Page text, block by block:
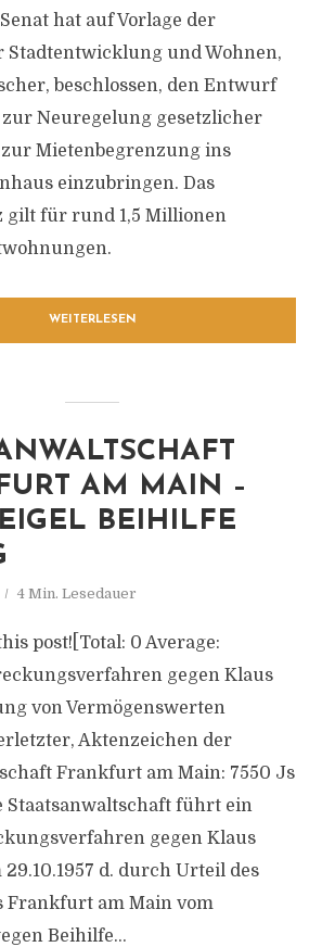
hat auf Vorlage der
Stadtentwicklung und Wohnen,
beschlossen, den Entwurf
zur Neuregelung gesetzlicher
Mietenbegrenzung ins
einzubringen. Das
gilt für rund 1,5 Millionen
WEITERLESEN
AM MAIN –
BEIHILFE
4 Min. Lesedauer
post![Total: 0 Average:
gegen Klaus
von Vermögenswerten
Aktenzeichen der
Frankfurt am Main: 7550 Js
Staatsanwaltschaft führt ein
gegen Klaus
29.10.1957 d. durch Urteil des
Frankfurt am Main vom
Beihilfe...